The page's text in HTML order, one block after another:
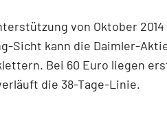
von Oktober
Sicht kann die Daimler-
Bei 60 Euro liegen
die 38-Tage-Linie.